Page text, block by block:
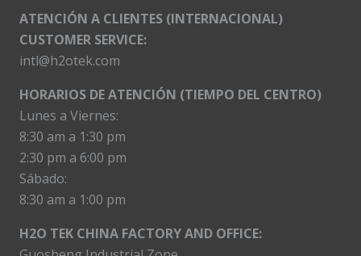
ATENCIÓN A CLIENTES (INTERNACIONAL)
CUSTOMER SERVICE:
intl@h2otek.com
HORARIOS DE ATENCIÓN (TIEMPO DEL CENTRO)
Lunes a Viernes:
8:30 am a 1:30 pm
2:30 pm a 6:00 pm
Sábado:
8:30 am a 1:00 pm
H2O TEK CHINA FACTORY AND OFFICE: